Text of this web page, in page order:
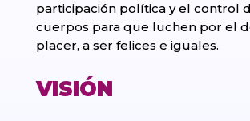
participación política y el control
cuerpos para que luchen por el
placer, a ser felices e iguales.
VISIÓN